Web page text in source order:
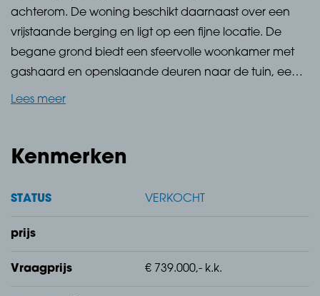
achterom. De woning beschikt daarnaast over een
vrijstaande berging en ligt op een fijne locatie. De
begane grond biedt een sfeervolle woonkamer met
gashaard en openslaande deuren naar de tuin, een
keuken met granieten werkblad en diverse
slaapkamers en een badkamer met ligbad,
verdieping beschikt over een vijfde slaapkamer. Met
zonnepanelen, HR-beglazing en deels
vloerverwarming is dit een comfortabele en ruime
gezinswoning.
Lees meer
Kenmerken
STATUS VERKOCHT
prijs
Vraagprijs € 739.000,- k.k.